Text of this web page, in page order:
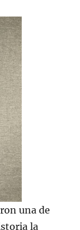
una de
la